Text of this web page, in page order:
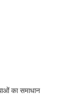
का समाधान